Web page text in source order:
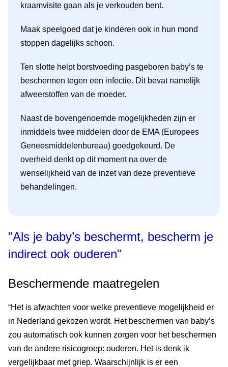
kraamvisite gaan als je verkouden bent.
Maak speelgoed dat je kinderen ook in hun mond
stoppen dagelijks schoon.
Ten slotte helpt borstvoeding pasgeboren baby’s te
beschermen tegen een infectie. Dit bevat namelijk
afweerstoffen van de moeder.
Naast de bovengenoemde mogelijkheden zijn er
inmiddels twee middelen door de EMA (Europees
Geneesmiddelenbureau) goedgekeurd. De
overheid denkt op dit moment na over de
wenselijkheid van de inzet van deze preventieve
behandelingen.
"Als je baby’s beschermt, bescherm je
indirect ook ouderen"
Beschermende maatregelen
“Het is afwachten voor welke preventieve mogelijkheid er
in Nederland gekozen wordt. Het beschermen van baby’s
zou automatisch ook kunnen zorgen voor het beschermen
van de andere risicogroep: ouderen. Het is denk ik
vergelijkbaar met griep. Waarschijnlijk is er een